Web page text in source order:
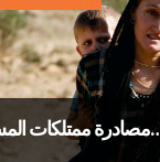
في بنغلادش…